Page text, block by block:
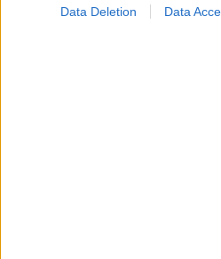
Data Deletion Data